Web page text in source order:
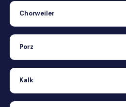
Chorweiler
Porz
Kalk